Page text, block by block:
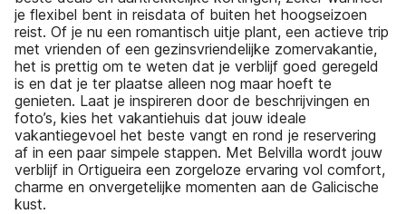
je flexibel bent in reisdata of buiten het hoogseizoen
reist. Of je nu een romantisch uitje plant, een actieve trip
met vrienden of een gezinsvriendelijke zomervakantie,
het is prettig om te weten dat je verblijf goed geregeld
is en dat je ter plaatse alleen nog maar hoeft te
genieten. Laat je inspireren door de beschrijvingen en
foto’s, kies het vakantiehuis dat jouw ideale
vakantiegevoel het beste vangt en rond je reservering
af in een paar simpele stappen. Met Belvilla wordt jouw
verblijf in Ortigueira een zorgeloze ervaring vol comfort,
charme en onvergetelijke momenten aan de Galicische
kust.